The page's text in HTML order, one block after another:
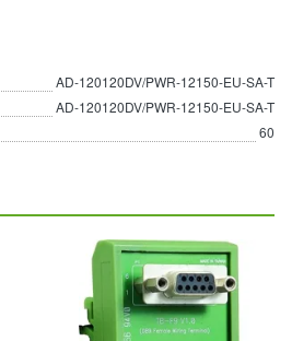
AD-120120DV/PWR-12150-EU-SA-T
AD-120120DV/PWR-12150-EU-SA-T
60